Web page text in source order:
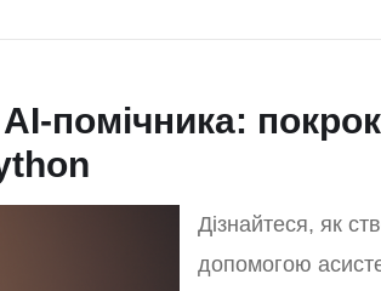
помічника:
Дізнайтеся, як
допомогою